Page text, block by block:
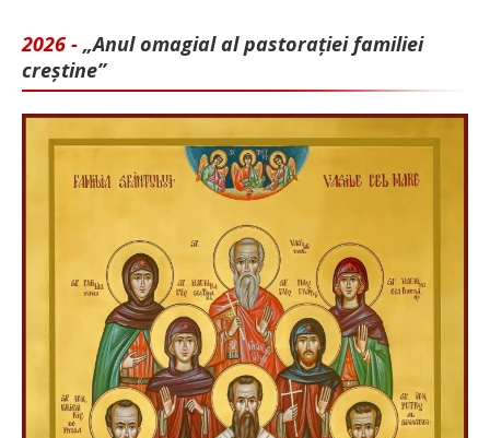
2026 - „Anul omagial al pastorației familiei
creștine”